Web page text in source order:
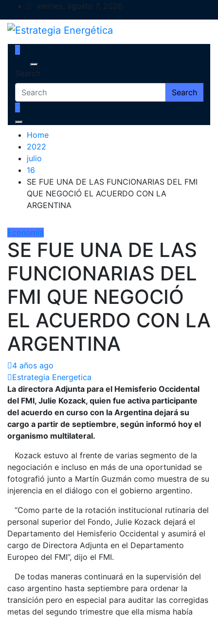
to
content
viernes, agosto 7, 2026
Estrategia Energética
Magazine de Debate
Search
Search
Home
2022
julio
16
SE FUE UNA DE LAS FUNCIONARIAS DEL FMI
QUE NEGOCIÓ EL ACUERDO CON LA
ARGENTINA
Economía
SE FUE UNA DE LAS
FUNCIONARIAS DEL
FMI QUE NEGOCIÓ
EL ACUERDO CON LA
ARGENTINA
4 años ago
Estrategia Energetica
La directora Adjunta para el Hemisferio Occidental
del FMI, Julie Kozack, quien fue activa participante
del acuerdo en curso con la Argentina dejará su
cargo a partir de septiembre, según informó hoy el
organismo multilateral.
Kozack estuvo al frente de varias segmento de la
negociación e incluso en más de una oportunidad se
fotografió junto a Martín Guzmán como muestra de su
injerencia en el diálogo con el gobierno argentino.
“Como parte de la rotación institucional rutinaria del
personal superior del Fondo, Julie Kozack dejará el
Departamento del Hemisferio Occidental y asumirá el
cargo de Directora Adjunta en el Departamento
Europeo del FMI”, dijo el FMI.
De todas maneras continuará en la supervisión del
caso argentino hasta septiembre para ordenar la
transición pero en especial para auditar las corregidas
metas del segundo trimestre que ella misma había